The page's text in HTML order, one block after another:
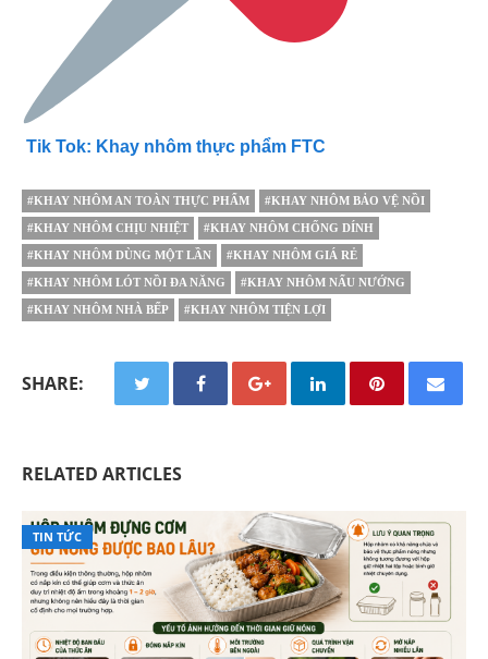
Tik Tok: Khay nhôm thực phẩm FTC
#KHAY NHÔM AN TOÀN THỰC PHẨM #KHAY NHÔM BẢO VỆ NỒI
#KHAY NHÔM CHỊU NHIỆT #KHAY NHÔM CHỐNG DÍNH
#KHAY NHÔM DÙNG MỘT LẦN #KHAY NHÔM GIÁ RẺ
#KHAY NHÔM LÓT NỒI ĐA NĂNG #KHAY NHÔM NẤU NƯỚNG
#KHAY NHÔM NHÀ BẾP #KHAY NHÔM TIỆN LỢI
SHARE:
RELATED ARTICLES
TIN TỨC